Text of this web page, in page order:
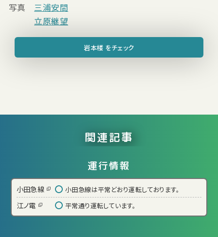
写真 三浦安間
立原継望
岩本楼 をチェック
関連記事
運行情報
小田急線 小田急線は平常どおり運転しております。
江ノ電 平常通り運転しています。